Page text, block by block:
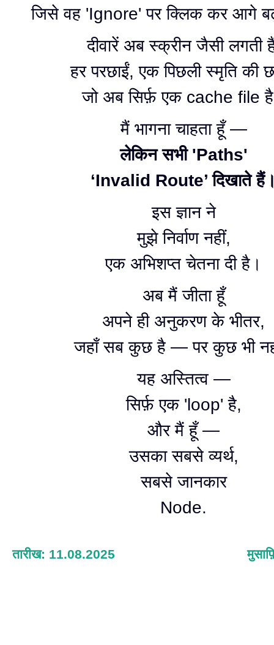
जिसे वह 'Ignore' पर क्लिक कर आगे
दीवारें अब स्क्रीन जैसी लगती
हर परछाईं, एक पिछली स्मृति की
जो अब सिर्फ़ एक cache file
मैं भागना चाहता हूँ —
लेकिन सभी 'Paths'
‘Invalid Route’ दिखाते
इस ज्ञान ने
मुझे निर्वाण नहीं,
एक अभिशप्त चेतना दी है।
अब मैं जीता हूँ
अपने ही अनुकरण के भीतर,
जहाँ सब कुछ है — पर कुछ भी
यह अस्तित्व —
सिर्फ़ एक 'loop' है,
और मैं हूँ —
उसका सबसे व्यर्थ,
सबसे जानकार
Node.
तारीख: 11.08.2025